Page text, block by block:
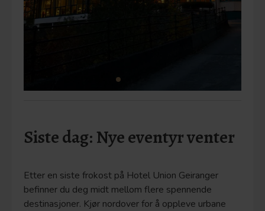
Siste dag: Nye eventyr venter
Etter en siste frokost på Hotel Union Geiranger
befinner du deg midt mellom flere spennende
destinasjoner. Kjør nordover for å oppleve urbane